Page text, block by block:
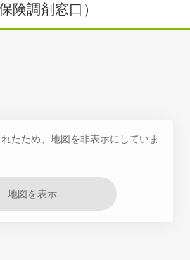
険調剤窓口）
たため、地図を非表示にしていま
地図を表示